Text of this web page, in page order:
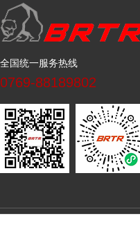
全国统一服务热线
0769-88189802